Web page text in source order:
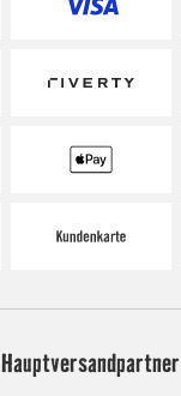
Hauptversandpartner